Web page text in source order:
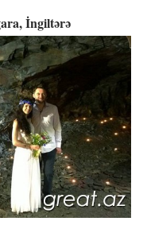
İngiltərə